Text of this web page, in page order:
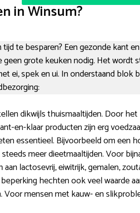
in Winsum?
te besparen? Een gezonde kant
grote keuken nodig. Het wordt
ei, spek en ui. In onderstaand
dikwijls thuismaaltijden. Door
en-klaar producten zijn erg
essentieel. Bijvoorbeeld om een
meer dieetmaaltijden. Voor
lactosevrij, eiwitrijk, gemalen,
hechten ook veel waarde
mensen met kauw- en